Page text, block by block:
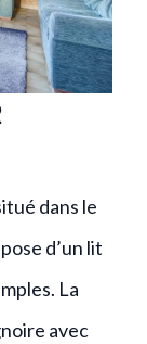
dans le
d’un lit
La
avec